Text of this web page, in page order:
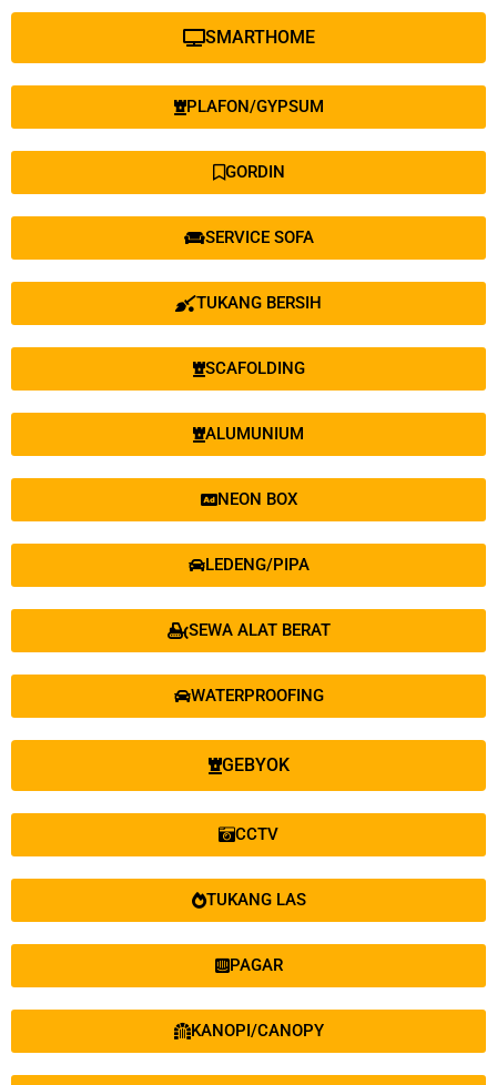
SMARTHOME
PLAFON/GYPSUM
GORDIN
SERVICE SOFA
TUKANG BERSIH
SCAFOLDING
ALUMUNIUM
NEON BOX
LEDENG/PIPA
SEWA ALAT BERAT
WATERPROOFING
GEBYOK
CCTV
TUKANG LAS
PAGAR
KANOPI/CANOPY